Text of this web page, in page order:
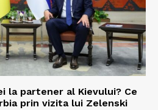
la partener al Kievului? Ce
prin vizita lui Zelenski